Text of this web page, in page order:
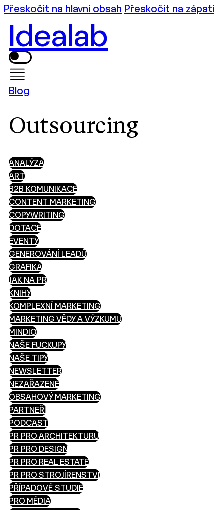
Přeskočit na hlavní obsah Přeskočit na zápatí
Idealab
Blog
Outsourcing
ANALÝZA
ART
B2B KOMUNIKACE
CONTENT MARKETING
COPYWRITING
DOTACE
EVENTY
GENEROVÁNÍ LEADŮ
GRAFIKA
JAK NA PR
KNIHY
KOMPLEXNÍ MARKETING
MARKETING VĚDY A VÝZKUMU
MINDIO
NAŠE FUCKUPY
NAŠE TIPY
NEWSLETTER
NEZAŘAZENÉ
OBSAHOVÝ MARKETING
PARTNEŘI
PODCAST
PR PRO ARCHITEKTURU
PR PRO DESIGN
PR PRO REAL ESTATE
PR PRO STROJÍRENSTVÍ
PŘÍPADOVÉ STUDIE
PRO MÉDIA